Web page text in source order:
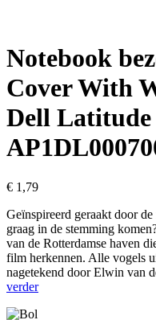
Notebook
Cover With
Dell Latitude
€ 1,79
Geïnspireerd geraakt door
graag in de stemming
van de Rotterdamse haven
film herkennen. Alle vogels
nagetekend door Elwin van
verderNotebook